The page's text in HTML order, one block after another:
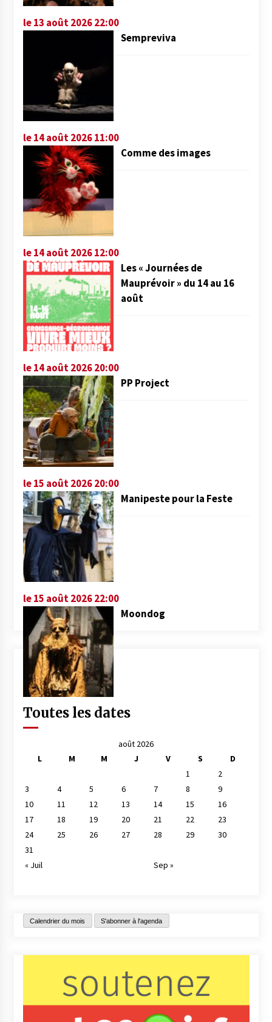
le 13 août 2026 22:00
Sempreviva
le 14 août 2026 11:00
Comme des images
le 14 août 2026 12:00
Les « Journées de
Mauprévoir » du 14 au 16
août
le 14 août 2026 20:00
PP Project
le 15 août 2026 20:00
Manipeste pour la Feste
le 15 août 2026 22:00
Moondog
Toutes les dates
août 2026
L
M M J V S
D
1
2
3
4 5 6 7 8
9
10
11 12 13 14 15
16
17
18 19 20 21 22
23
24
25 26 27 28 29
30
31
« Juil
Sep »
Calendrier du mois S'abonner à l'agenda